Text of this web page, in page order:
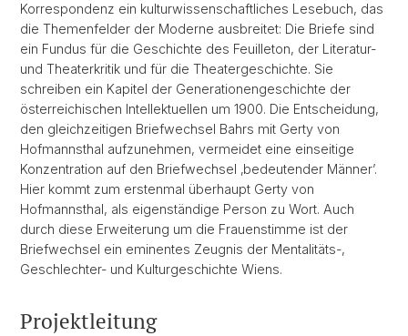
Korrespondenz ein kulturwissenschaftliches Lesebuch, das
die Themenfelder der Moderne ausbreitet: Die Briefe sind
ein Fundus für die Geschichte des Feuilleton, der Literatur-
und Theaterkritik und für die Theatergeschichte. Sie
schreiben ein Kapitel der Generationengeschichte der
österreichischen Intellektuellen um 1900. Die Entscheidung,
den gleichzeitigen Briefwechsel Bahrs mit Gerty von
Hofmannsthal aufzunehmen, vermeidet eine einseitige
Konzentration auf den Briefwechsel ‚bedeutender Männer’.
Hier kommt zum erstenmal überhaupt Gerty von
Hofmannsthal, als eigenständige Person zu Wort. Auch
durch diese Erweiterung um die Frauenstimme ist der
Briefwechsel ein eminentes Zeugnis der Mentalitäts-,
Geschlechter- und Kulturgeschichte Wiens.
Projektleitung